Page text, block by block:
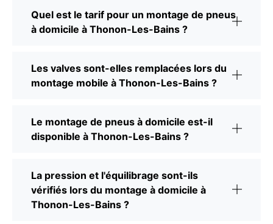
Quel est le tarif pour un montage de pneus
à domicile à Thonon-Les-Bains ?
Les valves sont-elles remplacées lors du
montage mobile à Thonon-Les-Bains ?
Le montage de pneus à domicile est-il
disponible à Thonon-Les-Bains ?
La pression et l'équilibrage sont-ils
vérifiés lors du montage à domicile à
Thonon-Les-Bains ?